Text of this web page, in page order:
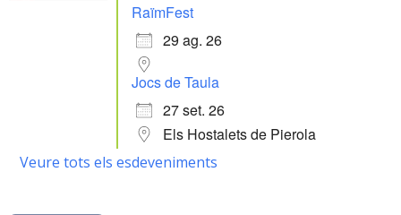
RaïmFest
29 ag. 26
Jocs de Taula
27 set. 26
Els Hostalets de Pierola
Veure tots els esdeveniments